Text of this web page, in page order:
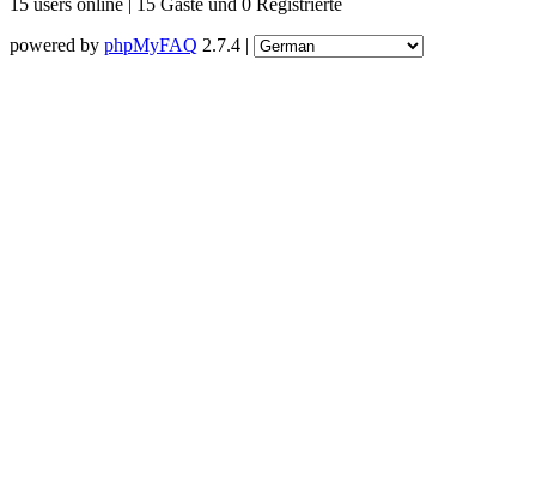
powered by phpMyFAQ 2.7.4 |